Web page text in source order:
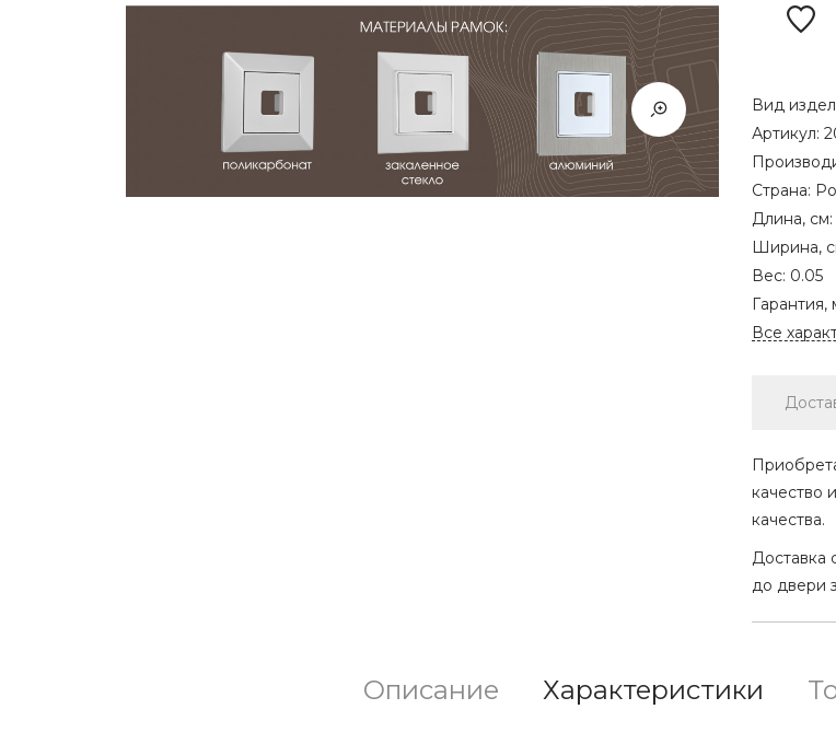
Вид
Артикул:
Страна:
Длина, см:
Ширина,
Вес: 0.05
Гарантия,
Все
качество
качества.
Доставка
до двери
Описание Характеристики